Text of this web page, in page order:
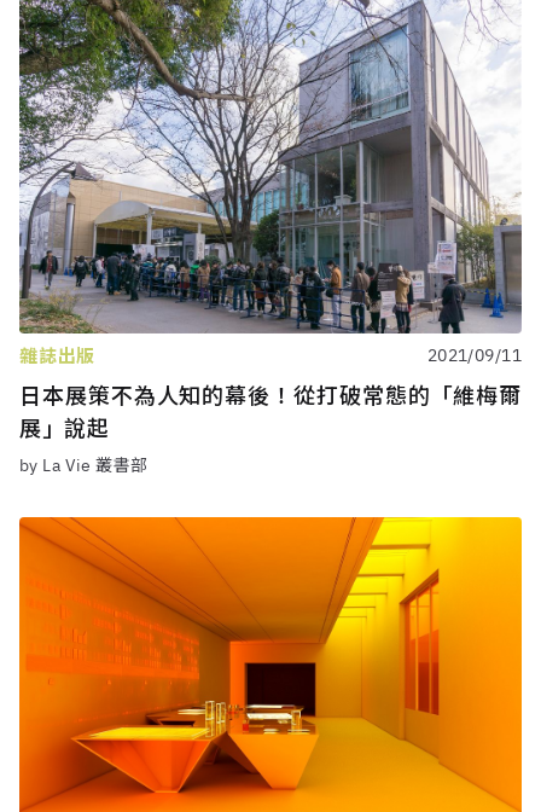
雜誌出版 2021/09/11
日本展策不為人知的幕後！從打破常態的「維梅爾
展」說起
by La Vie 叢書部